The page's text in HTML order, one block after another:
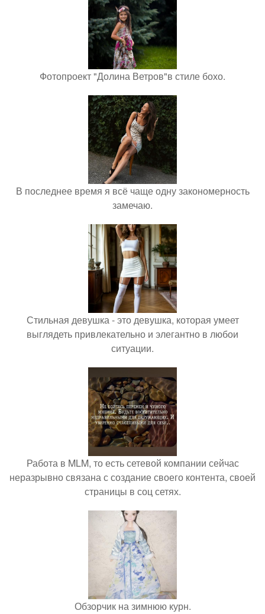
Фотопроект "Долина Ветров"в стиле бохо.
В последнее время я всё чаще одну закономерность
замечаю.
Стильная девушка - это девушка, которая умеет
выглядеть привлекательно и элегантно в любои
ситуации.
Работа в MLM, то есть сетевой компании сейчас
неразрывно связана с создание своего контента, своей
страницы в соц сетях.
Обзорчик на зимнюю курн.